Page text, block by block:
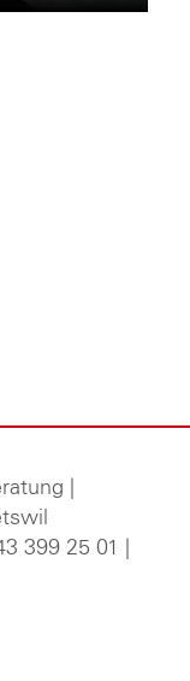
399 25 01 |